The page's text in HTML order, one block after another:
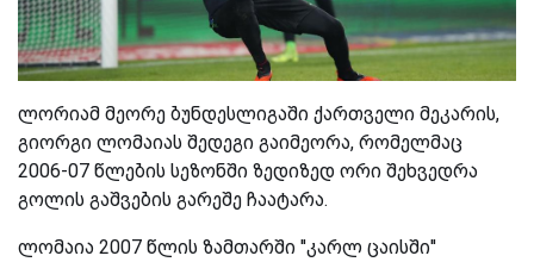
ლორიამ მეორე ბუნდესლიგაში ქართველი მეკარის,
გიორგი ლომაიას შედეგი გაიმეორა, რომელმაც
2006-07 წლების სეზონში ზედიზედ ორი შეხვედრა
გოლის გაშვების გარეშე ჩაატარა.
ლომაია 2007 წლის ზამთარში ''კარლ ცაისში''